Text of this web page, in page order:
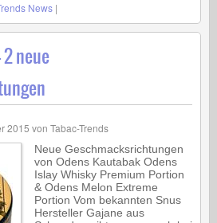
News |
2 neue
2015 von Tabac-Trends
Neue Geschmacksrichtungen
von Odens Kautabak Odens
Islay Whisky Premium Portion
& Odens Melon Extreme
Portion Vom bekannten Snus
Hersteller Gajane aus